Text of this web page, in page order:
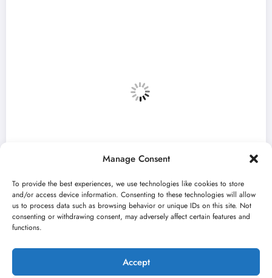
Manage Consent
To provide the best experiences, we use technologies like cookies to store
and/or access device information. Consenting to these technologies will allow
us to process data such as browsing behavior or unique IDs on this site. Not
consenting or withdrawing consent, may adversely affect certain features and
functions.
Accept
Medeja“ otvara 59. Bitef u